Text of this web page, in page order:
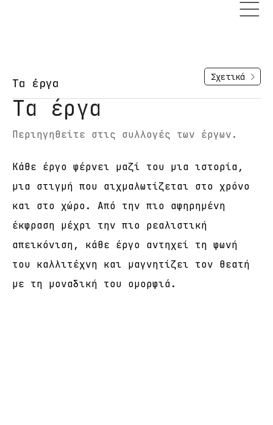
Σχετικά
Τα έργα
Περιηγηθείτε στις συλλογές των έργων.
Τα έργα
Κάθε έργο φέρνει μαζί του μια ιστορία,
μια στιγμή που αιχμαλωτίζεται στο χρόνο
και στο χώρο. Από την πιο αφηρημένη
έκφραση μέχρι την πιο ρεαλιστική
απεικόνιση, κάθε έργο αντηχεί τη φωνή
του καλλιτέχνη και μαγνητίζει τον θεατή
με τη μοναδική του ομορφιά.